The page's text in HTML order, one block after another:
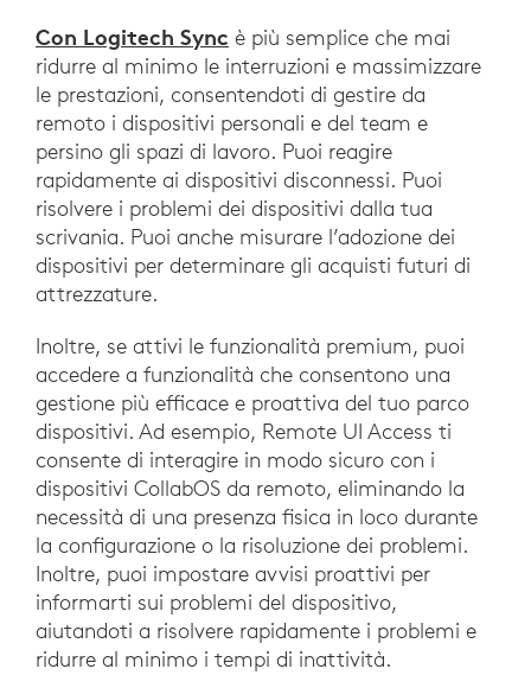
Con Logitech Sync è più semplice che mai
ridurre al minimo le interruzioni e massimizzare
le prestazioni, consentendoti di gestire da
remoto i dispositivi personali e del team e
persino gli spazi di lavoro. Puoi reagire
rapidamente ai dispositivi disconnessi. Puoi
risolvere i problemi dei dispositivi dalla tua
scrivania. Puoi anche misurare l’adozione dei
dispositivi per determinare gli acquisti futuri di
attrezzature.
Inoltre, se attivi le funzionalità premium, puoi
accedere a funzionalità che consentono una
gestione più efficace e proattiva del tuo parco
dispositivi. Ad esempio, Remote UI Access ti
consente di interagire in modo sicuro con i
dispositivi CollabOS da remoto, eliminando la
necessità di una presenza fisica in loco durante
la configurazione o la risoluzione dei problemi.
Inoltre, puoi impostare avvisi proattivi per
informarti sui problemi del dispositivo,
aiutandoti a risolvere rapidamente i problemi e
ridurre al minimo i tempi di inattività.